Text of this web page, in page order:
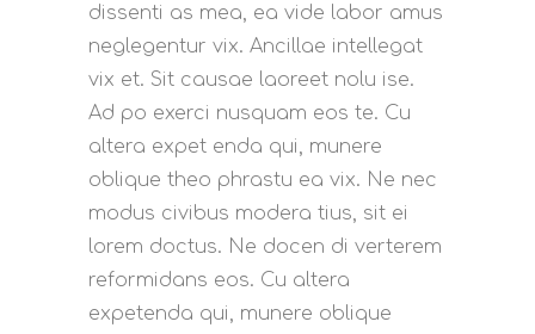
dissenti as mea, ea vide labor amus
neglegentur vix. Ancillae intellegat
vix et. Sit causae laoreet nolu ise.
Ad po exerci nusquam eos te. Cu
altera expet enda qui, munere
oblique theo phrastu ea vix. Ne nec
modus civibus modera tius, sit ei
lorem doctus. Ne docen di verterem
reformidans eos. Cu altera
expetenda qui, munere oblique